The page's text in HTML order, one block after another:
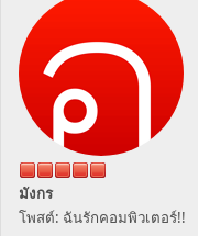
มังกร
โพสต์: ฉันรักคอมพิวเตอร์!!